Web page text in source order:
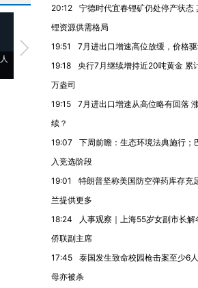
【推广】走进第四届链博
有意思的生活方式
20:12
宁德时代宜春锂矿仍处停产状态
锂资源供需格局
19:51
7月进出口增速高位放缓，价格
19:18
央行7月继续增持近20吨黄金 累
万盎司
19:15
7月进出口增速从高位略有回落
续？
19:07
下周前瞻：生态环境法典施行；
入竞选阶段
19:01
特朗普坚称美国防空弹药库存充
兰提供更多
18:24
人事观察｜上海55岁女副市长解
侨联副主席
17:45
泰国发生致命校园枪击案至少6
母亦被杀